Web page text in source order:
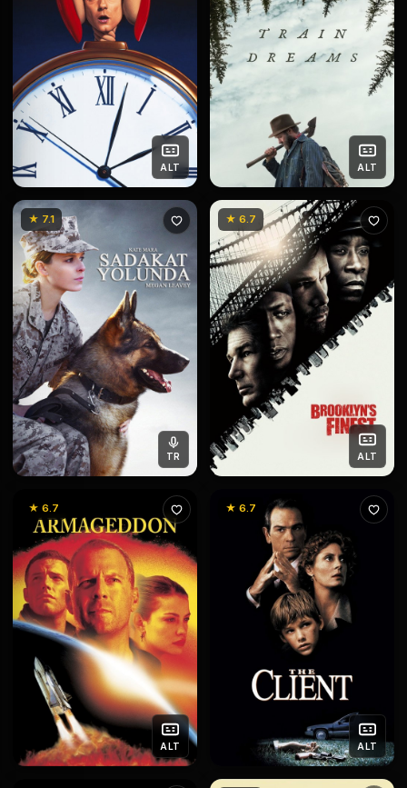
ALT ALT
★ 7.1
TR
★ 6.7
ALT
★ 6.7
ALT
★ 6.7
ALT